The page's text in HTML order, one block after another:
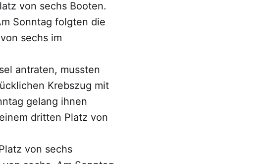
von sechs Booten.
Sonntag folgten die
sechs im
antraten, mussten
Krebszug mit
gelang ihnen
dritten Platz von
von sechs